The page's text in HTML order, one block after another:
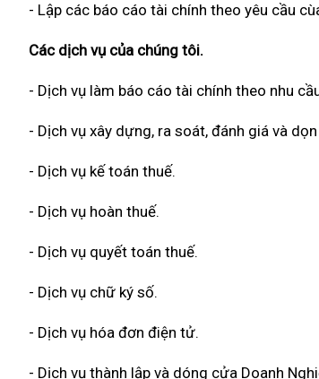
- Lập các báo cáo tài chính theo yêu cầu
Các dịch vụ của chúng tôi.
- Dịch vụ làm báo cáo tài chính theo nhu
- Dịch vụ xây dựng, ra soát, đánh giá và
- Dịch vụ kế toán thuế.
- Dịch vụ hoàn thuế.
- Dịch vụ quyết toán thuế.
- Dịch vụ chữ ký số.
- Dịch vụ hóa đơn điện tử.
- Dịch vụ thành lập và dóng cửa Doanh